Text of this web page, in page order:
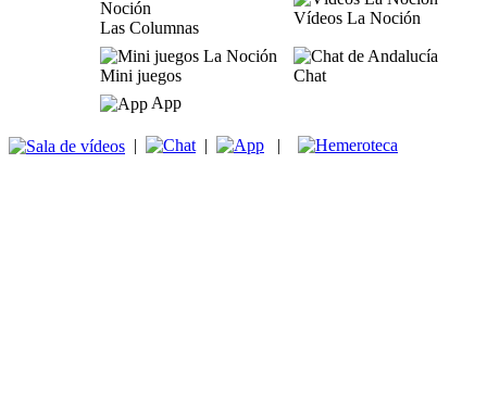
Las Columnas
Vídeos La Noción
Mini juegos
Chat
App
| | |